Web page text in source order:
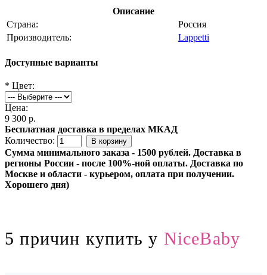
Описание
Страна:
Россия
Производитель:
Lappetti
Доступные варианты
* Цвет:
Цена:
9 300 р.
Бесплатная доставка в пределах МКАД
Количество:
Сумма минимального заказа - 1500 рублей. Доставка в
регионы России - после 100%-ной оплаты. Доставка по
Москве и области - курьером, оплата при получении.
Хорошего дня)
5 причин купить у NiceBaby